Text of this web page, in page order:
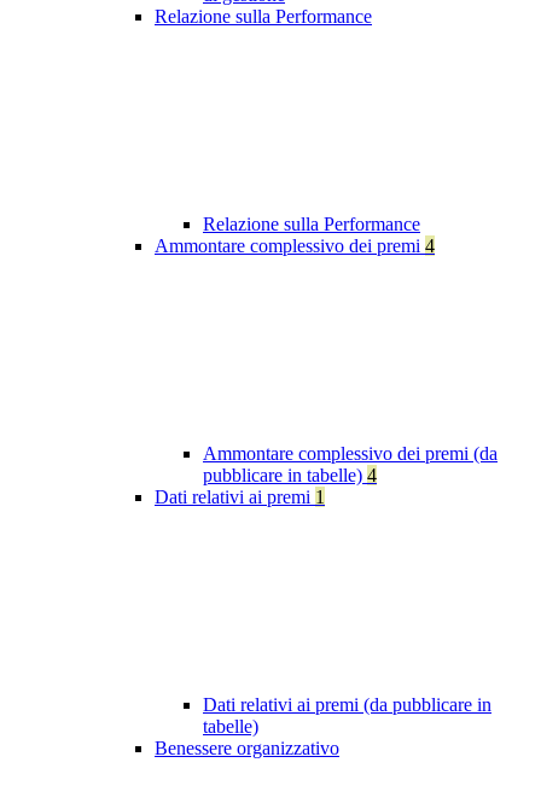
Relazione sulla Performance
Relazione sulla Performance
Ammontare complessivo dei premi 4
Ammontare complessivo dei premi (da
pubblicare in tabelle) 4
Dati relativi ai premi 1
Dati relativi ai premi (da pubblicare in
tabelle)
Benessere organizzativo